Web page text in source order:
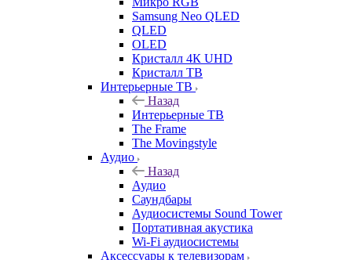
Samsung Neo QLED
QLED
OLED
Кристалл 4К UHD
Кристалл ТВ
Интерьерные ТВ
Назад
Интерьерные ТВ
The Frame
The Movingstyle
Аудио
Назад
Аудио
Саундбары
Аудиосистемы Sound Tower
Портативная акустика
Wi-Fi аудиосистемы
Аксессуары к телевизорам